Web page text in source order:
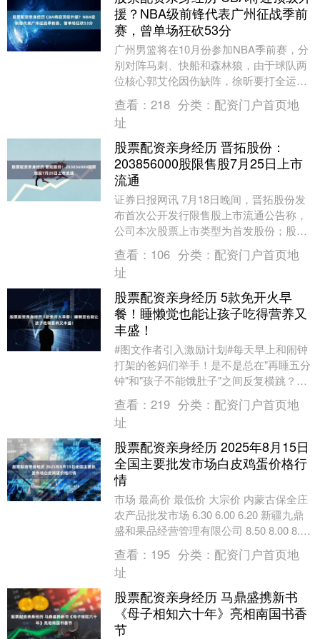
援？NBA级前锋代表广州征战季前
赛，曾单场狂砍53分
广州男篮将在10月份参加NBA季前赛，分
别对阵马刺、快船和森林狼，由于球队两
位核心郭艾伦因伤缺阵，徐昕要打全运会
股票配资亲身经历，广州男篮只能寻找外
援来补强阵容....
查看： 218 分类： 配资门户首页地
址
股票配资亲身经历 晋拓股份：
203856000股限售股7月25日上市
流通
证券日报网讯 7月18日晚间，晋拓股份发
布首次公开发行限售股上市流通公告称，
公司本次股票上市类型为首发股份；股票
认购方式为网下，本次股票上市流通总数
为203，8....
查看： 106 分类： 配资门户首页地
址
股票配资亲身经历 5款免开火早
餐！睡懒觉也能让孩子吃得营养又
丰盛！
#图文作者引入激励计划#每天早上和闹钟
打架的爸妈们举手！是不是总在"再睡五分
钟"和"孩子不能饿肚子"之间反复横跳？别
慌股票配资亲身经历，今天这份早餐攻略
专治早起....
查看： 219 分类： 配资门户首页地
址
股票配资亲身经历 2025年8月15日
全国主要批发市场白皮鸡蛋价格行
情
市场 最高价 最低价 大宗价 内蒙古保全庄
农产品批发市场 6.30 6.00 6.20 新疆九鼎
盛和果品经营管理有限公司 8.50 8.00 8.00
新疆克拉....
查看： 195 分类： 配资门户首页地
址
股票配资亲身经历 马鼎盛携新书
《母子相知六十年》亮相南国书香
节